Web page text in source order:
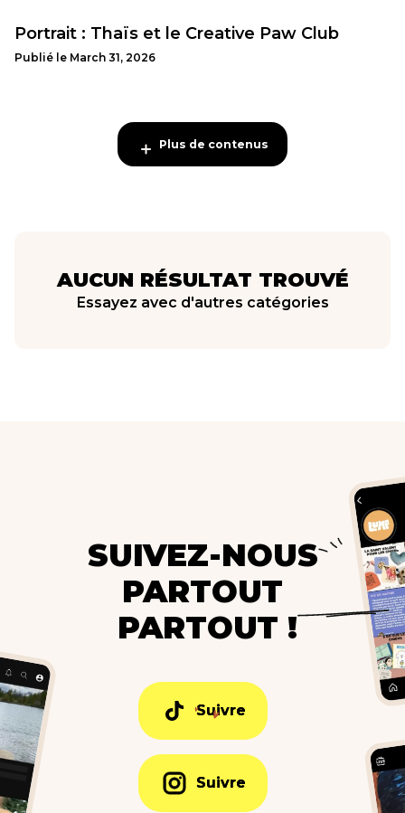
Portrait : Thaïs et le Creative Paw Club
Publié le March 31, 2026
Plus de contenus
Plus de contenus
AUCUN RÉSULTAT TROUVÉ
Essayez avec d'autres catégories
SUIVEZ-NOUS
PARTOUT
PARTOUT !
Suivre
Suivre
Suivre
Suivre